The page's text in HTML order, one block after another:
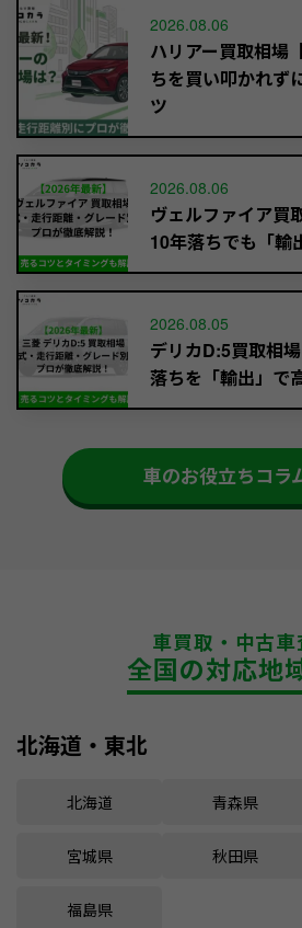
2026.08.06
ハリアー買取相場
ちを買い叩かれず
ツ
2026.08.06
ヴェルファイア買
10年落ちでも「輸
2026.08.05
デリカD:5買取相
落ちを「輸出」で
車のお役立ちコラ
車買取・中古車
全国の対応地
北海道・東北
北海道 青森県
宮城県 秋田県
福島県